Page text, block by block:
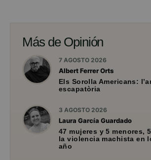
Más de Opinión
7 AGOSTO 2026
Albert Ferrer Orts
Els Sorolla Americans:
escapatòria
3 AGOSTO 2026
Laura García Guardado
47 mujeres y 5 menores,
la violencia machista en
año